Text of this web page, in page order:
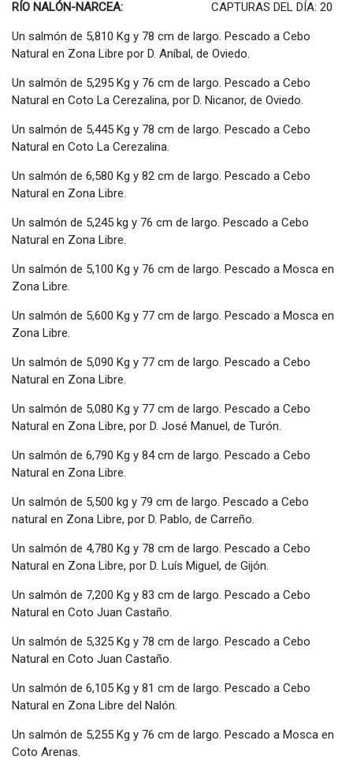
RÍO NALÓN-NARCEA: CAPTURAS DEL DÍA: 20
Un salmón de 5,810 Kg y 78 cm de largo. Pescado a Cebo
Natural en Zona Libre por D. Aníbal, de Oviedo.
Un salmón de 5,295 Kg y 76 cm de largo. Pescado a Cebo
Natural en Coto La Cerezalina, por D. Nicanor, de Oviedo.
Un salmón de 5,445 Kg y 78 cm de largo. Pescado a Cebo
Natural en Coto La Cerezalina.
Un salmón de 6,580 Kg y 82 cm de largo. Pescado a Cebo
Natural en Zona Libre.
Un salmón de 5,245 kg y 76 cm de largo. Pescado a Cebo
Natural en Zona Libre.
Un salmón de 5,100 Kg y 76 cm de largo. Pescado a Mosca en
Zona Libre.
Un salmón de 5,600 Kg y 77 cm de largo. Pescado a Mosca en
Zona Libre.
Un salmón de 5,090 Kg y 77 cm de largo. Pescado a Cebo
Natural en Zona Libre.
Un salmón de 5,080 Kg y 77 cm de largo. Pescado a Cebo
Natural en Zona Libre, por D. José Manuel, de Turón.
Un salmón de 6,790 Kg y 84 cm de largo. Pescado a Cebo
Natural en Zona Libre.
Un salmón de 5,500 kg y 79 cm de largo. Pescado a Cebo
natural en Zona Libre, por D. Pablo, de Carreño.
Un salmón de 4,780 Kg y 78 cm de largo. Pescado a Cebo
Natural en Zona Libre, por D. Luís Miguel, de Gijón.
Un salmón de 7,200 Kg y 83 cm de largo. Pescado a Cebo
Natural en Coto Juan Castaño.
Un salmón de 5,325 Kg y 78 cm de largo. Pescado a Cebo
Natural en Coto Juan Castaño.
Un salmón de 6,105 Kg y 81 cm de largo. Pescado a Cebo
Natural en Zona Libre del Nalón.
Un salmón de 5,255 Kg y 76 cm de largo. Pescado a Mosca en
Coto Arenas.